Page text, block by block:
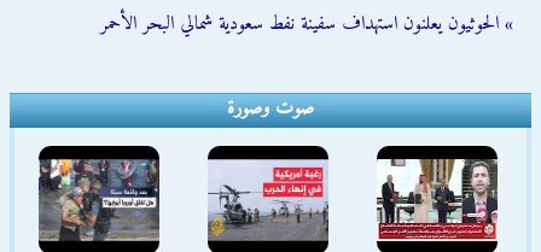
» الحوثيون يعلنون استهداف سفينة نفط سعودية شمالي البحر الأحمر
صوت وصورة